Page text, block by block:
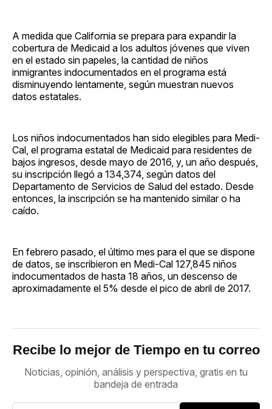
A medida que California se prepara para expandir la
cobertura de Medicaid a los adultos jóvenes que viven
en el estado sin papeles, la cantidad de niños
inmigrantes indocumentados en el programa está
disminuyendo lentamente, según muestran nuevos
datos estatales.
Los niños indocumentados han sido elegibles para Medi-
Cal, el programa estatal de Medicaid para residentes de
bajos ingresos, desde mayo de 2016, y, un año después,
su inscripción llegó a 134,374, según datos del
Departamento de Servicios de Salud del estado. Desde
entonces, la inscripción se ha mantenido similar o ha
caído.
En febrero pasado, el último mes para el que se dispone
de datos, se inscribieron en Medi-Cal 127,845 niños
indocumentados de hasta 18 años, un descenso de
aproximadamente el 5% desde el pico de abril de 2017.
Recibe lo mejor de Tiempo en tu correo
Noticias, opinión, análisis y perspectiva, gratis en tu
bandeja de entrada